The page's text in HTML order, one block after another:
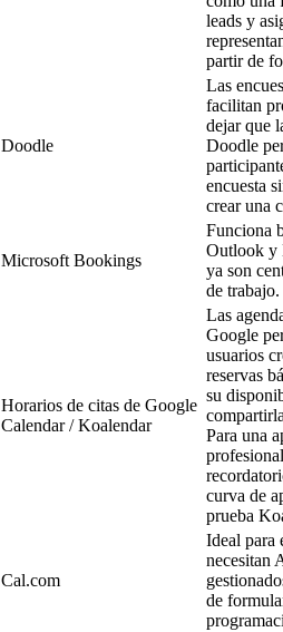
leads y
partir de
Doodle
Las
facilitan
dejar que
Doodle
encuesta
crear una
Microsoft Bookings
Funciona
Outlook y
ya son
de trabajo.
Horarios de citas de Google
Calendar / Koalendar
Las
Google
usuarios
reservas
su
Para una
curva de
prueba
Cal.com
Ideal para
necesitan
de